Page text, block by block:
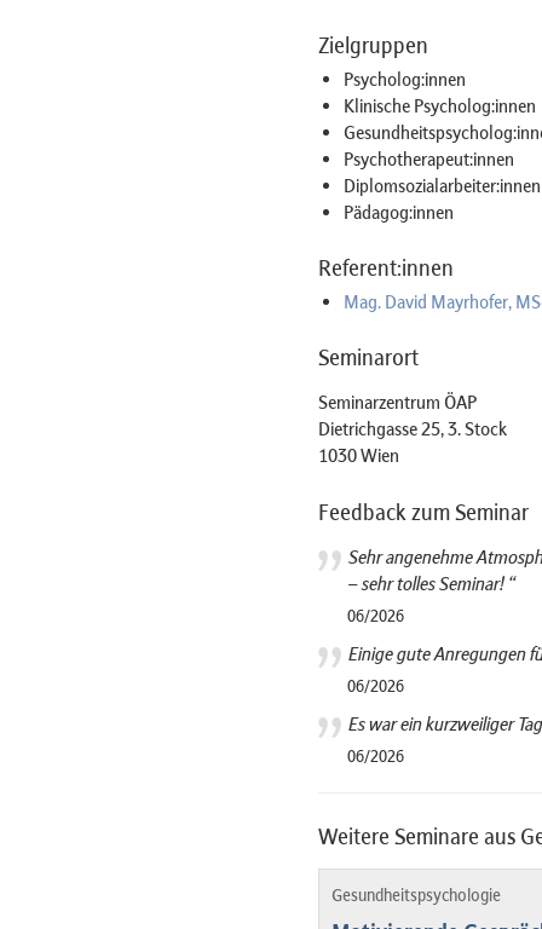
Zielgruppen
Psycholog:innen
Klinische Psycholog:innen
Psychotherapeut:innen
Diplomsozialarbeiter:innen
Pädagog:innen
Referent:innen
Mag. David Mayrhofer,
Seminarort
Seminarzentrum ÖAP
Dietrichgasse 25, 3. Stock
1030 Wien
Feedback zum Seminar
Sehr angenehme
– sehr tolles Seminar! “
06/2026
Einige gute Anregungen
06/2026
Es war ein kurzweiliger
06/2026
Weitere Seminare aus
Gesundheitspsychologie